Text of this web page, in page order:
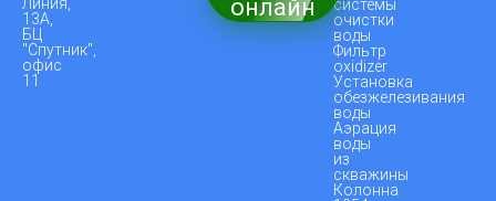
13А,
БЦ
"Спутник",
офис
11
онлайн
системы
очистки
воды
Фильтр
oxidizer
Установка
обезжелезивания
воды
Аэрация
воды
из
скважины
Колонна